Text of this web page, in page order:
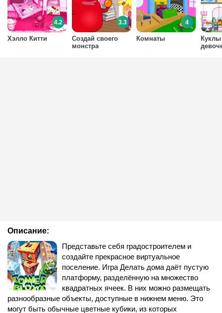
Описание:
Представьте себя градостроителем и
создайте прекрасное виртуальное
поселение. Игра Делать дома даёт пустую
платформу, разделённую на множество
квадратных ячеек. В них можно размещать
разнообразные объекты, доступные в нижнем меню. Это
могут быть обычные цветные кубики, из которых
Хэлло Китти
4.2
Создай своего
монстра
3.3
Комнаты
4